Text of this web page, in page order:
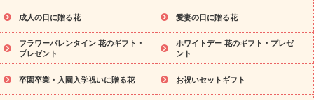
ドフラワー
スタイルから探す アレンジメント 花束
スタ
ンド花
お祝い お供え・お悔やみ 胡蝶蘭 胡蝶蘭・花鉢
ディ胡蝶蘭・お祝い
ミディ胡蝶蘭・お供え
世界初の青色胡蝶蘭
観葉植物
観葉植物 産直多肉植物
プリザーブドフラワー
お祝い
お供え・お悔やみ 花とセットギフト
セミオーダー
プチギフト（hanamore -ハナモア-）
花とみどりのeギフト
花キューピットのeGfit
カラー ピンク
イエローオレンジ
成人の日に贈る花 愛妻の日に贈る花
フラワーバレンタイン 花のギフト・
プレゼント
ホワイトデー 花のギフト・プレゼ
ント
卒園卒業・入園入学祝いに贈る花 お祝いセットギフト